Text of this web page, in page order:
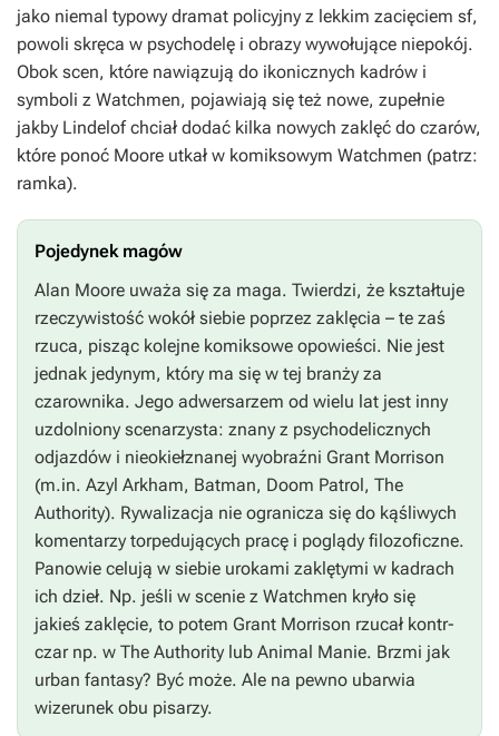
jako niemal typowy dramat policyjny z lekkim zacięciem sf,
powoli skręca w psychodelę i obrazy wywołujące niepokój.
Obok scen, które nawiązują do ikonicznych kadrów i
symboli z Watchmen, pojawiają się też nowe, zupełnie
jakby Lindelof chciał dodać kilka nowych zaklęć do czarów,
które ponoć Moore utkał w komiksowym Watchmen (patrz:
ramka).
Pojedynek magów
Alan Moore uważa się za maga. Twierdzi, że kształtuje
rzeczywistość wokół siebie poprzez zaklęcia – te zaś
rzuca, pisząc kolejne komiksowe opowieści. Nie jest
jednak jedynym, który ma się w tej branży za
czarownika. Jego adwersarzem od wielu lat jest inny
uzdolniony scenarzysta: znany z psychodelicznych
odjazdów i nieokiełznanej wyobraźni Grant Morrison
(m.in. Azyl Arkham, Batman, Doom Patrol, The
Authority). Rywalizacja nie ogranicza się do kąśliwych
komentarzy torpedujących pracę i poglądy filozoficzne.
Panowie celują w siebie urokami zaklętymi w kadrach
ich dzieł. Np. jeśli w scenie z Watchmen kryło się
jakieś zaklęcie, to potem Grant Morrison rzucał kontr-
czar np. w The Authority lub Animal Manie. Brzmi jak
urban fantasy? Być może. Ale na pewno ubarwia
wizerunek obu pisarzy.